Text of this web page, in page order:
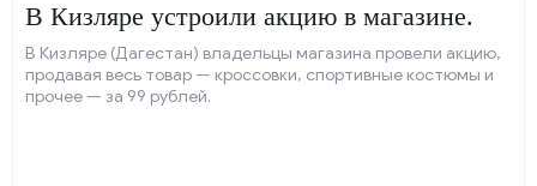
В Кизляре устроили акцию в магазине.
В Кизляре (Дагестан) владельцы магазина провели акцию,
продавая весь товар — кроссовки, спортивные костюмы и
прочее — за 99 рублей.